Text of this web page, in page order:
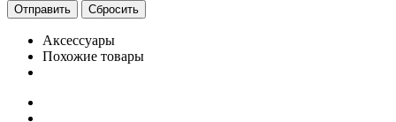
Сбросить
Аксессуары
Похожие товары